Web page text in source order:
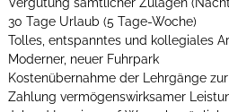
30 Tage Urlaub (5 Tage-Woche)
Tolles, entspanntes und kollegiales
Moderner, neuer Fuhrpark
Kostenübernahme der Lehrgänge
Zahlung vermögenswirksamer